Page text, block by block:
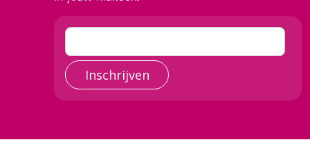
Inschrijven